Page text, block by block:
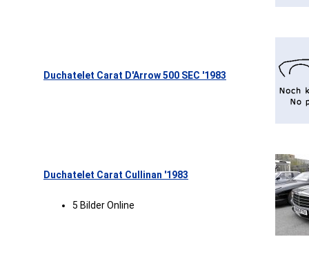
Duchatelet Carat D'Arrow 500 SEC '1983
Duchatelet Carat Cullinan '1983
5 Bilder Online